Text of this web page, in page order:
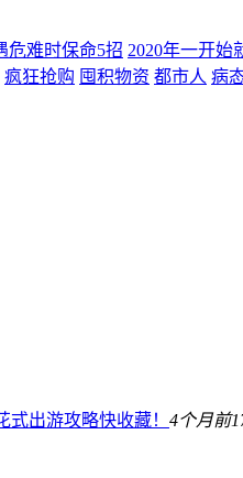
危难时保命5招 2020年一开始
疯狂抢购 囤积物资 都市人 病
式出游攻略快收藏！ 4个月前